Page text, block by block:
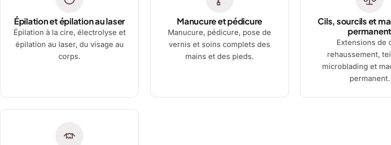
Épilation et épilation au laser
Épilation à la cire, électrolyse et
épilation au laser, du visage au
corps.
Manucure et pédicure
Manucure, pédicure, pose de
vernis et soins complets des
mains et des pieds.
Cils, sourcils et
permanent
Extensions de
rehaussement,
microblading et
permanent.